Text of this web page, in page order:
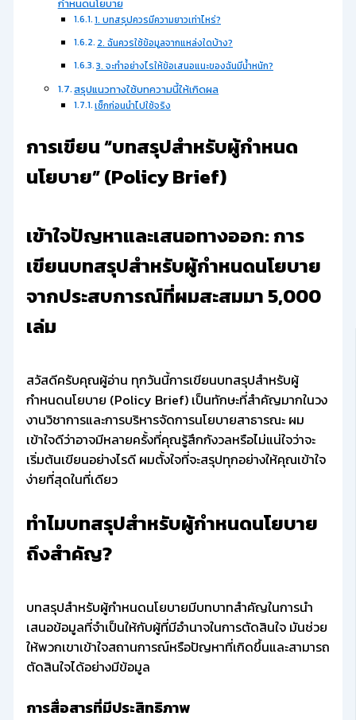
กำหนดนโยบาย
1. บทสรุปควรมีความยาวเท่าไหร่?
2. ฉันควรใช้ข้อมูลจากแหล่งใดบ้าง?
3. จะทำอย่างไรให้ข้อเสนอแนะของฉันมีน้ำหนัก?
สรุปแนวทางใช้บทความนี้ให้เกิดผล
เช็กก่อนนำไปใช้จริง
การเขียน “บทสรุปสำหรับผู้กำหนด
นโยบาย” (Policy Brief)
เข้าใจปัญหาและเสนอทางออก: การ
เขียนบทสรุปสำหรับผู้กำหนดนโยบาย
จากประสบการณ์ที่ผมสะสมมา 5,000
เล่ม
สวัสดีครับคุณผู้อ่าน ทุกวันนี้การเขียนบทสรุปสำหรับผู้
กำหนดนโยบาย (Policy Brief) เป็นทักษะที่สำคัญมากในวง
งานวิชาการและการบริหารจัดการนโยบายสาธารณะ ผม
เข้าใจดีว่าอาจมีหลายครั้งที่คุณรู้สึกกังวลหรือไม่แน่ใจว่าจะ
เริ่มต้นเขียนอย่างไรดี ผมตั้งใจที่จะสรุปทุกอย่างให้คุณเข้าใจ
ง่ายที่สุดในที่เดียว
ทำไมบทสรุปสำหรับผู้กำหนดนโยบาย
ถึงสำคัญ?
บทสรุปสำหรับผู้กำหนดนโยบายมีบทบาทสำคัญในการนำ
เสนอข้อมูลที่จำเป็นให้กับผู้ที่มีอำนาจในการตัดสินใจ มันช่วย
ให้พวกเขาเข้าใจสถานการณ์หรือปัญหาที่เกิดขึ้นและสามารถ
ตัดสินใจได้อย่างมีข้อมูล
การสื่อสารที่มีประสิทธิภาพ